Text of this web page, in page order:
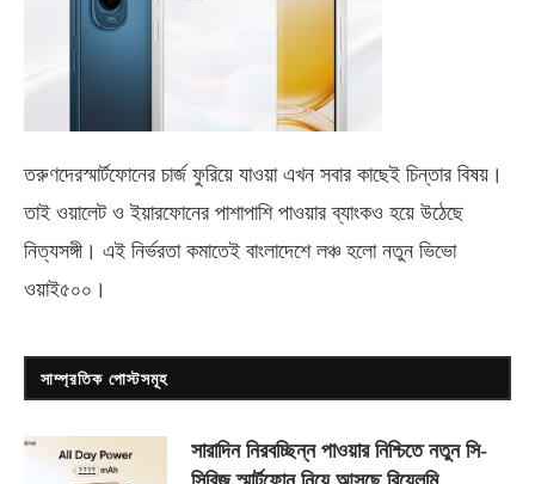
তরুণদেরস্মার্টফোনের চার্জ ফুরিয়ে যাওয়া এখন সবার কাছেই চিন্তার বিষয়।
তাই ওয়ালেট ও ইয়ারফোনের পাশাপাশি পাওয়ার ব্যাংকও হয়ে উঠেছে
নিত্যসঙ্গী। এই নির্ভরতা কমাতেই বাংলাদেশে লঞ্চ হলো নতুন ভিভো
ওয়াই৫০০ ।
সাম্প্রতিক পোস্টসমূহ
সারাদিন নিরবচ্ছিন্ন পাওয়ার নিশ্চিতে নতুন সি-